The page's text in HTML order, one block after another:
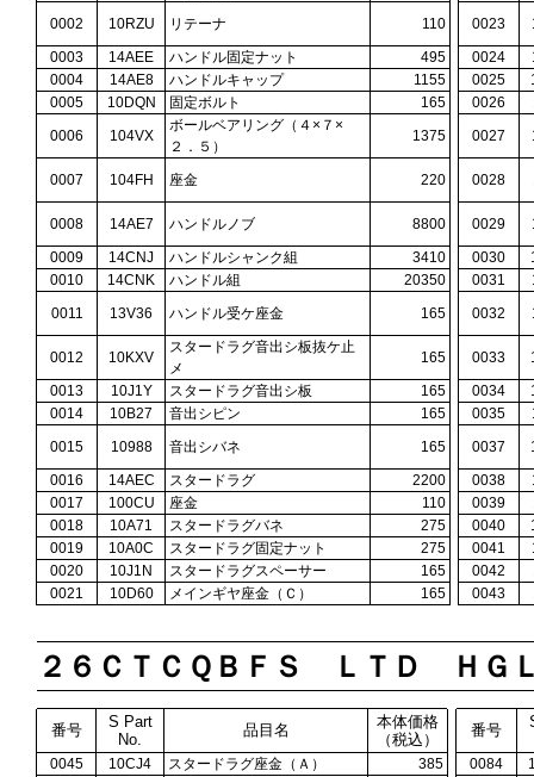
0002
10RZU リテーナ 110 0023
0003
14AEE ハンドル固定ナット 495 0024
0004
14AE8 ハンドルキャップ 1155 0025
0005
10DQN 固定ボルト 165 0026
0006
104VX
ボールベアリング（４×７×
２．５）
1375 0027
0007 104FH 座金 220 0028
0008 14AE7 ハンドルノブ 8800 0029
0009
14CNJ ハンドルシャンク組 3410 0030
0010
14CNK ハンドル組 20350 0031
0011
13V36 ハンドル受ケ座金 165 0032
0012 10KXV
スタードラグ音出シ板抜ケ止
メ
165 0033
0013
10J1Y スタードラグ音出シ板 165 0034
0014
10B27 音出シピン 165 0035
0015
10988 音出シバネ 165 0037
0016
14AEC スタードラグ 2200 0038
0017
100CU 座金 110 0039
0018
10A71 スタードラグバネ 275 0040
0019
10A0C スタードラグ固定ナット 275 0041
0020
10J1N スタードラグスペーサー 165 0042
0021
10D60 メインギヤ座金（Ｃ） 165 0043
２６ＣＴＣＱＢＦＳ ＬＴＤ ＨＧ
番号
S Part
No.
品目名
本体価格
（税込）
番号
0045 10CJ4 スタードラグ座金（Ａ） 385 0084